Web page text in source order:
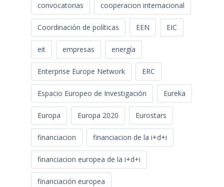
convocatorias cooperacion internacional
Coordinación de políticas EEN EIC
eit empresas energía
Enterprise Europe Network ERC
Espacio Europeo de Investigación Eureka
Europa Europa 2020 Eurostars
financiacion financiacion de la i+d+i
financiacion europea de la i+d+i
financiación europea